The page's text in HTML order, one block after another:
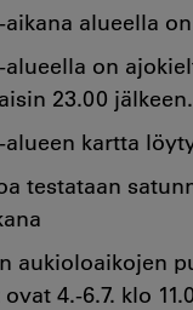
aikana alueella
alueella on
23.00 jälkeen.
alueen kartta
testataan
aukioloaikojen
4.-6.7. klo